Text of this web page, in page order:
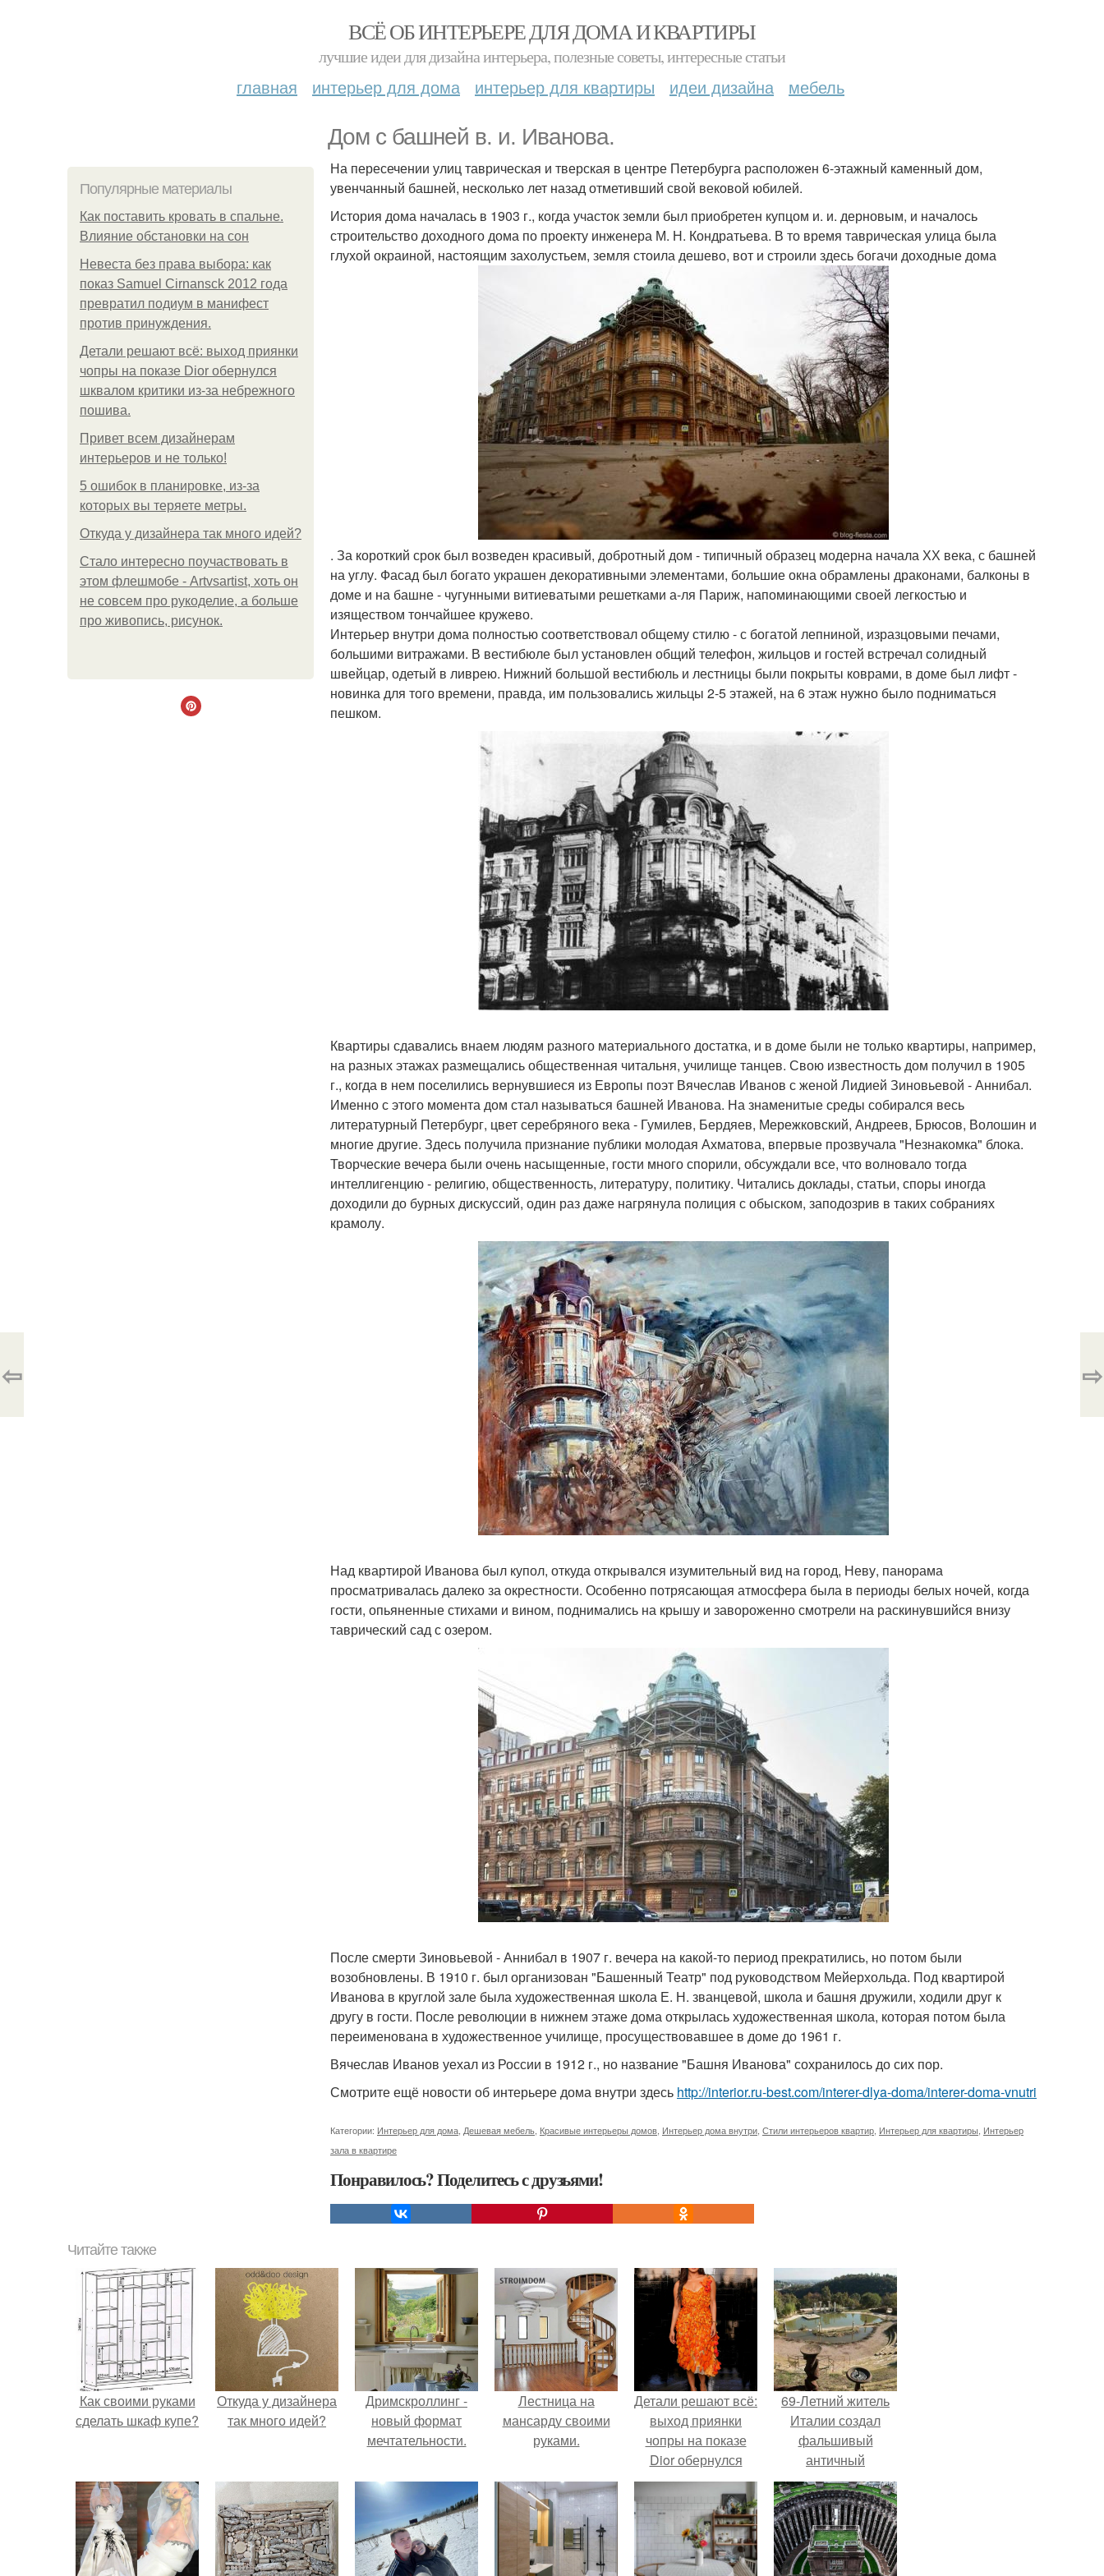
ВСЁ ОБ ИНТЕРЬЕРЕ ДЛЯ ДОМА И КВАРТИРЫ
лучшие идеи для дизайна интерьера, полезные советы, интересные статьи
главная интерьер для дома интерьер для квартиры идеи дизайна мебель
Дом с башней в. и. Иванова.
Популярные материалы
Как поставить кровать в спальне.
Влияние обстановки на сон
Невеста без права выбора: как
показ Samuel Cirnansck 2012 года
превратил подиум в манифест
против принуждения.
Детали решают всё: выход приянки
чопры на показе Dior обернулся
шквалом критики из-за небрежного
пошива.
Привет всем дизайнерам
интерьеров и не только!
5 ошибок в планировке, из-за
которых вы теряете метры.
Откуда у дизайнера так много идей?
Стало интересно поучаствовать в
этом флешмобе - Artvsartist, хоть он
не совсем про рукоделие, а больше
про живопись, рисунок.
На пересечении улиц таврическая и тверская в центре Петербурга расположен 6-этажный каменный дом,
увенчанный башней, несколько лет назад отметивший свой вековой юбилей.
История дома началась в 1903 г., когда участок земли был приобретен купцом и. и. дерновым, и началось
строительство доходного дома по проекту инженера М. Н. Кондратьева. В то время таврическая улица была
глухой окраиной, настоящим захолустьем, земля стоила дешево, вот и строили здесь богачи доходные дома
. За короткий срок был возведен красивый, добротный дом - типичный образец модерна начала ХХ века, с башней
на углу. Фасад был богато украшен декоративными элементами, большие окна обрамлены драконами, балконы в
доме и на башне - чугунными витиеватыми решетками а-ля Париж, напоминающими своей легкостью и
изяществом тончайшее кружево.
Интерьер внутри дома полностью соответствовал общему стилю - с богатой лепниной, изразцовыми печами,
большими витражами. В вестибюле был установлен общий телефон, жильцов и гостей встречал солидный
швейцар, одетый в ливрею. Нижний большой вестибюль и лестницы были покрыты коврами, в доме был лифт -
новинка для того времени, правда, им пользовались жильцы 2-5 этажей, на 6 этаж нужно было подниматься
пешком.
Квартиры сдавались внаем людям разного материального достатка, и в доме были не только квартиры, например,
на разных этажах размещались общественная читальня, училище танцев. Свою известность дом получил в 1905
г., когда в нем поселились вернувшиеся из Европы поэт Вячеслав Иванов с женой Лидией Зиновьевой - Аннибал.
Именно с этого момента дом стал называться башней Иванова. На знаменитые среды собирался весь
литературный Петербург, цвет серебряного века - Гумилев, Бердяев, Мережковский, Андреев, Брюсов, Волошин и
многие другие. Здесь получила признание публики молодая Ахматова, впервые прозвучала "Незнакомка" блока.
Творческие вечера были очень насыщенные, гости много спорили, обсуждали все, что волновало тогда
интеллигенцию - религию, общественность, литературу, политику. Читались доклады, статьи, споры иногда
доходили до бурных дискуссий, один раз даже нагрянула полиция с обыском, заподозрив в таких собраниях
крамолу.
Над квартирой Иванова был купол, откуда открывался изумительный вид на город, Неву, панорама
просматривалась далеко за окрестности. Особенно потрясающая атмосфера была в периоды белых ночей, когда
гости, опьяненные стихами и вином, поднимались на крышу и завороженно смотрели на раскинувшийся внизу
таврический сад с озером.
После смерти Зиновьевой - Аннибал в 1907 г. вечера на какой-то период прекратились, но потом были
возобновлены. В 1910 г. был организован "Башенный Театр" под руководством Мейерхольда. Под квартирой
Иванова в круглой зале была художественная школа Е. Н. званцевой, школа и башня дружили, ходили друг к
другу в гости. После революции в нижнем этаже дома открылась художественная школа, которая потом была
переименована в художественное училище, просуществовавшее в доме до 1961 г.
Вячеслав Иванов уехал из России в 1912 г., но название "Башня Иванова" сохранилось до сих пор.
Смотрите ещё новости об интерьере дома внутри здесь http://interior.ru-best.com/interer-dlya-doma/interer-doma-vnutri
Категории: Интерьер для дома Дешевая мебель Красивые интерьеры домов Интерьер дома внутри Стили интерьеров квартир Интерьер для квартиры Интерьер
зала в квартире
Понравилось? Поделитесь с друзьями!
⇦ ⇨
Читайте также
Как своими руками
сделать шкаф купе?
Откуда у дизайнера
так много идей?
Дримскроллинг -
новый формат
мечтательности.
Лестница на
мансарду своими
руками.
Детали решают всё:
выход приянки
чопры на показе
Dior обернулся
шквалом критики
из-за небрежного
пошива.
69-Летний житель
Италии создал
фальшивый
античный
амфитеатр и
долгое время
успешно выдавал
его за настоящее
историческое